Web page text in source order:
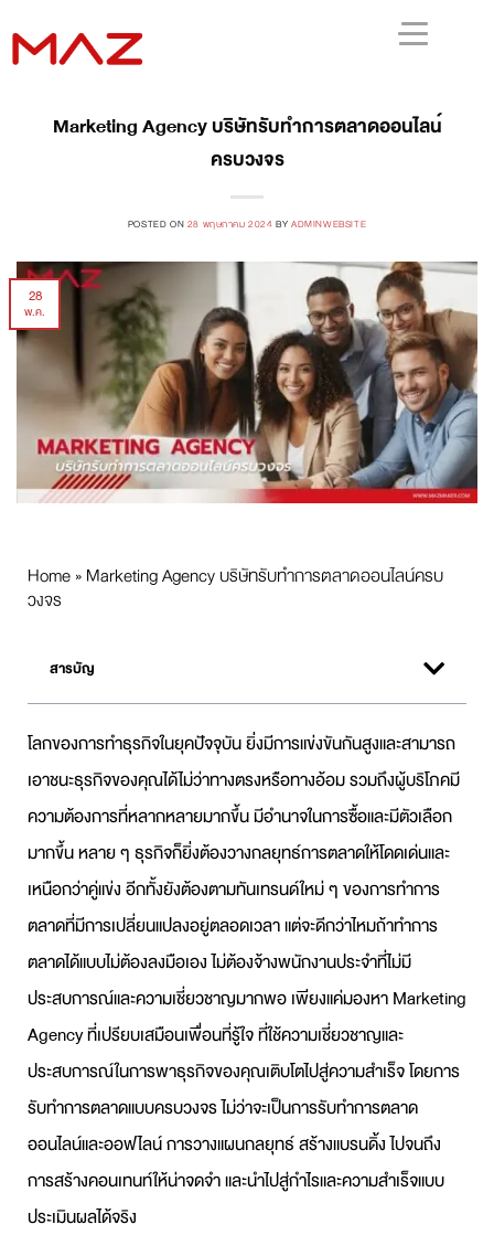
Marketing Agency บริษัทรับทำการตลาดออนไลน์
ครบวงจร
POSTED ON 28 พฤษภาคม 2024 BYADMINWEBSITE
28
พ.ค.
Home»Marketing Agency บริษัทรับทำการตลาดออนไลน์ครบ
วงจร
สารบัญ
โลกของการทำธุรกิจในยุคปัจจุบัน ยิ่งมีการแข่งขันกันสูงและสามารถ
เอาชนะธุรกิจของคุณได้ไม่ว่าทางตรงหรือทางอ้อม รวมถึงผู้บริโภคมี
ความต้องการที่หลากหลายมากขึ้น มีอำนาจในการซื้อและมีตัวเลือก
มากขึ้น หลาย ๆ ธุรกิจก็ยิ่งต้องวางกลยุทธ์การตลาดให้โดดเด่นและ
เหนือกว่าคู่แข่ง อีกทั้งยังต้องตามทันเทรนด์ใหม่ ๆ ของการทำการ
ตลาดที่มีการเปลี่ยนแปลงอยู่ตลอดเวลา แต่จะดีกว่าไหมถ้าทำการ
ตลาดได้แบบไม่ต้องลงมือเอง ไม่ต้องจ้างพนักงานประจำที่ไม่มี
ประสบการณ์และความเชี่ยวชาญมากพอ เพียงแค่มองหาMarketing
Agencyที่เปรียบเสมือนเพื่อนที่รู้ใจ ที่ใช้ความเชี่ยวชาญและ
ประสบการณ์ในการพาธุรกิจของคุณเติบโตไปสู่ความสำเร็จ โดยการ
รับทำการตลาดแบบครบวงจร ไม่ว่าจะเป็นการรับทำการตลาด
ออนไลน์และออฟไลน์ การวางแผนกลยุทธ์ สร้างแบรนดิ้ง ไปจนถึง
การสร้างคอนเทนท์ให้น่าจดจำ และนำไปสู่กำไรและความสำเร็จแบบ
ประเมินผลได้จริง